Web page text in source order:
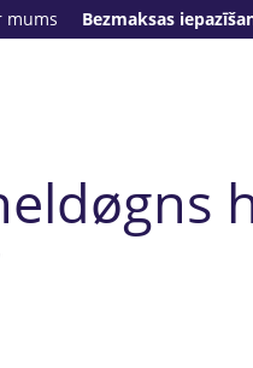
Bezmaksas
mums